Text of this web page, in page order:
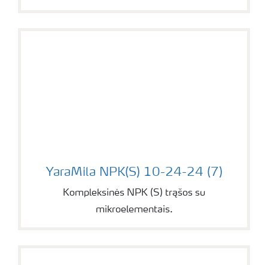
YaraMila NPK(S) 10-24-24 (7)
YaraMila NPK(S) 10-24-24 (7)
Kompleksinės NPK (S) trąšos su
mikroelementais.